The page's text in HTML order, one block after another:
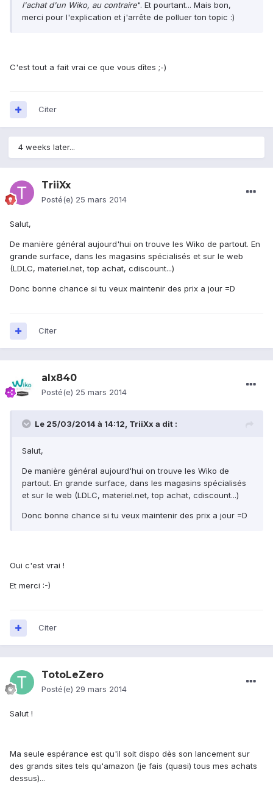
l'achat d'un Wiko, au contraire". Et pourtant... Mais bon,
merci pour l'explication et j'arrête de polluer ton topic :)
C'est tout a fait vrai ce que vous dîtes ;-)
Citer
4 weeks later...
TriiXx
Posté(e) 25 mars 2014
Salut,
De manière général aujourd'hui on trouve les Wiko de partout. En
grande surface, dans les magasins spécialisés et sur le web
(LDLC, materiel.net, top achat, cdiscount...)
Donc bonne chance si tu veux maintenir des prix a jour =D
Citer
alx840
Posté(e) 25 mars 2014
Le 25/03/2014 à 14:12, TriiXx a dit :
Salut,
De manière général aujourd'hui on trouve les Wiko de
partout. En grande surface, dans les magasins spécialisés
et sur le web (LDLC, materiel.net, top achat, cdiscount...)
Donc bonne chance si tu veux maintenir des prix a jour =D
Oui c'est vrai !
Et merci :-)
Citer
TotoLeZero
Posté(e) 29 mars 2014
Salut !
Ma seule espérance est qu'il soit dispo dès son lancement sur
des grands sites tels qu'amazon (je fais (quasi) tous mes achats
dessus)...